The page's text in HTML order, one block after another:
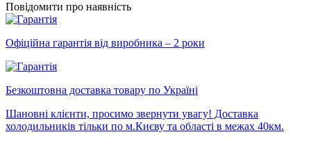
Повідомити про наявність
Офіційна гарантія від виробника – 2 роки
Безкоштовна доставка товару по Україні
Шановні клієнти, просимо звернути увагу! Доставка
холодильників тільки по м.Києву та області в межах 40км.